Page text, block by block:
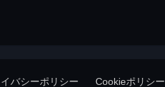
バシーポリシー Cookieポリシー